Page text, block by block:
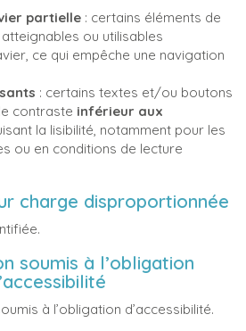
partielle : certains éléments de
ou utilisables
ce qui empêche une navigation
: certains textes et/ou boutons
contraste inférieur aux
la lisibilité, notamment pour les
ou en conditions de lecture
charge disproportionnée
soumis à l’obligation
à l’obligation d’accessibilité.